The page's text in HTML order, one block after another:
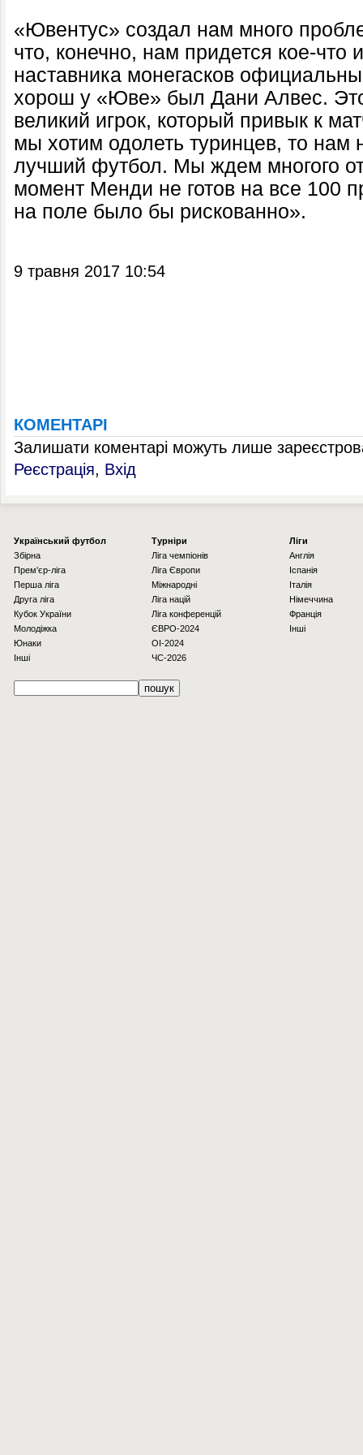
«Ювентус» создал нам много
что, конечно, нам придется кое-что
наставника монегасков
хорош у «Юве» был Дани Алвес.
великий игрок, который привык к
мы хотим одолеть туринцев, то нам
лучший футбол. Мы ждем многого
момент Менди не готов на все 100
на поле было бы рискованно».
9 травня 2017 10:54
КОМЕНТАРІ
Залишати коментарі можуть лише
Реєстрація, Вхід
Українcький футбол
Збірна
Прем'єр-ліга
Перша ліга
Друга ліга
Кубок України
Молодіжка
Юнаки
Інші
Турніри
Ліга чемпіонів
Ліга Європи
Міжнародні
Ліга націй
Ліга конференцій
ЄВРО-2024
OI-2024
ЧС-2026
Ліги
Англія
Іспанія
Італія
Німеччина
Франція
Інші